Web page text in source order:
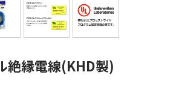
絶縁電線(KHD製)